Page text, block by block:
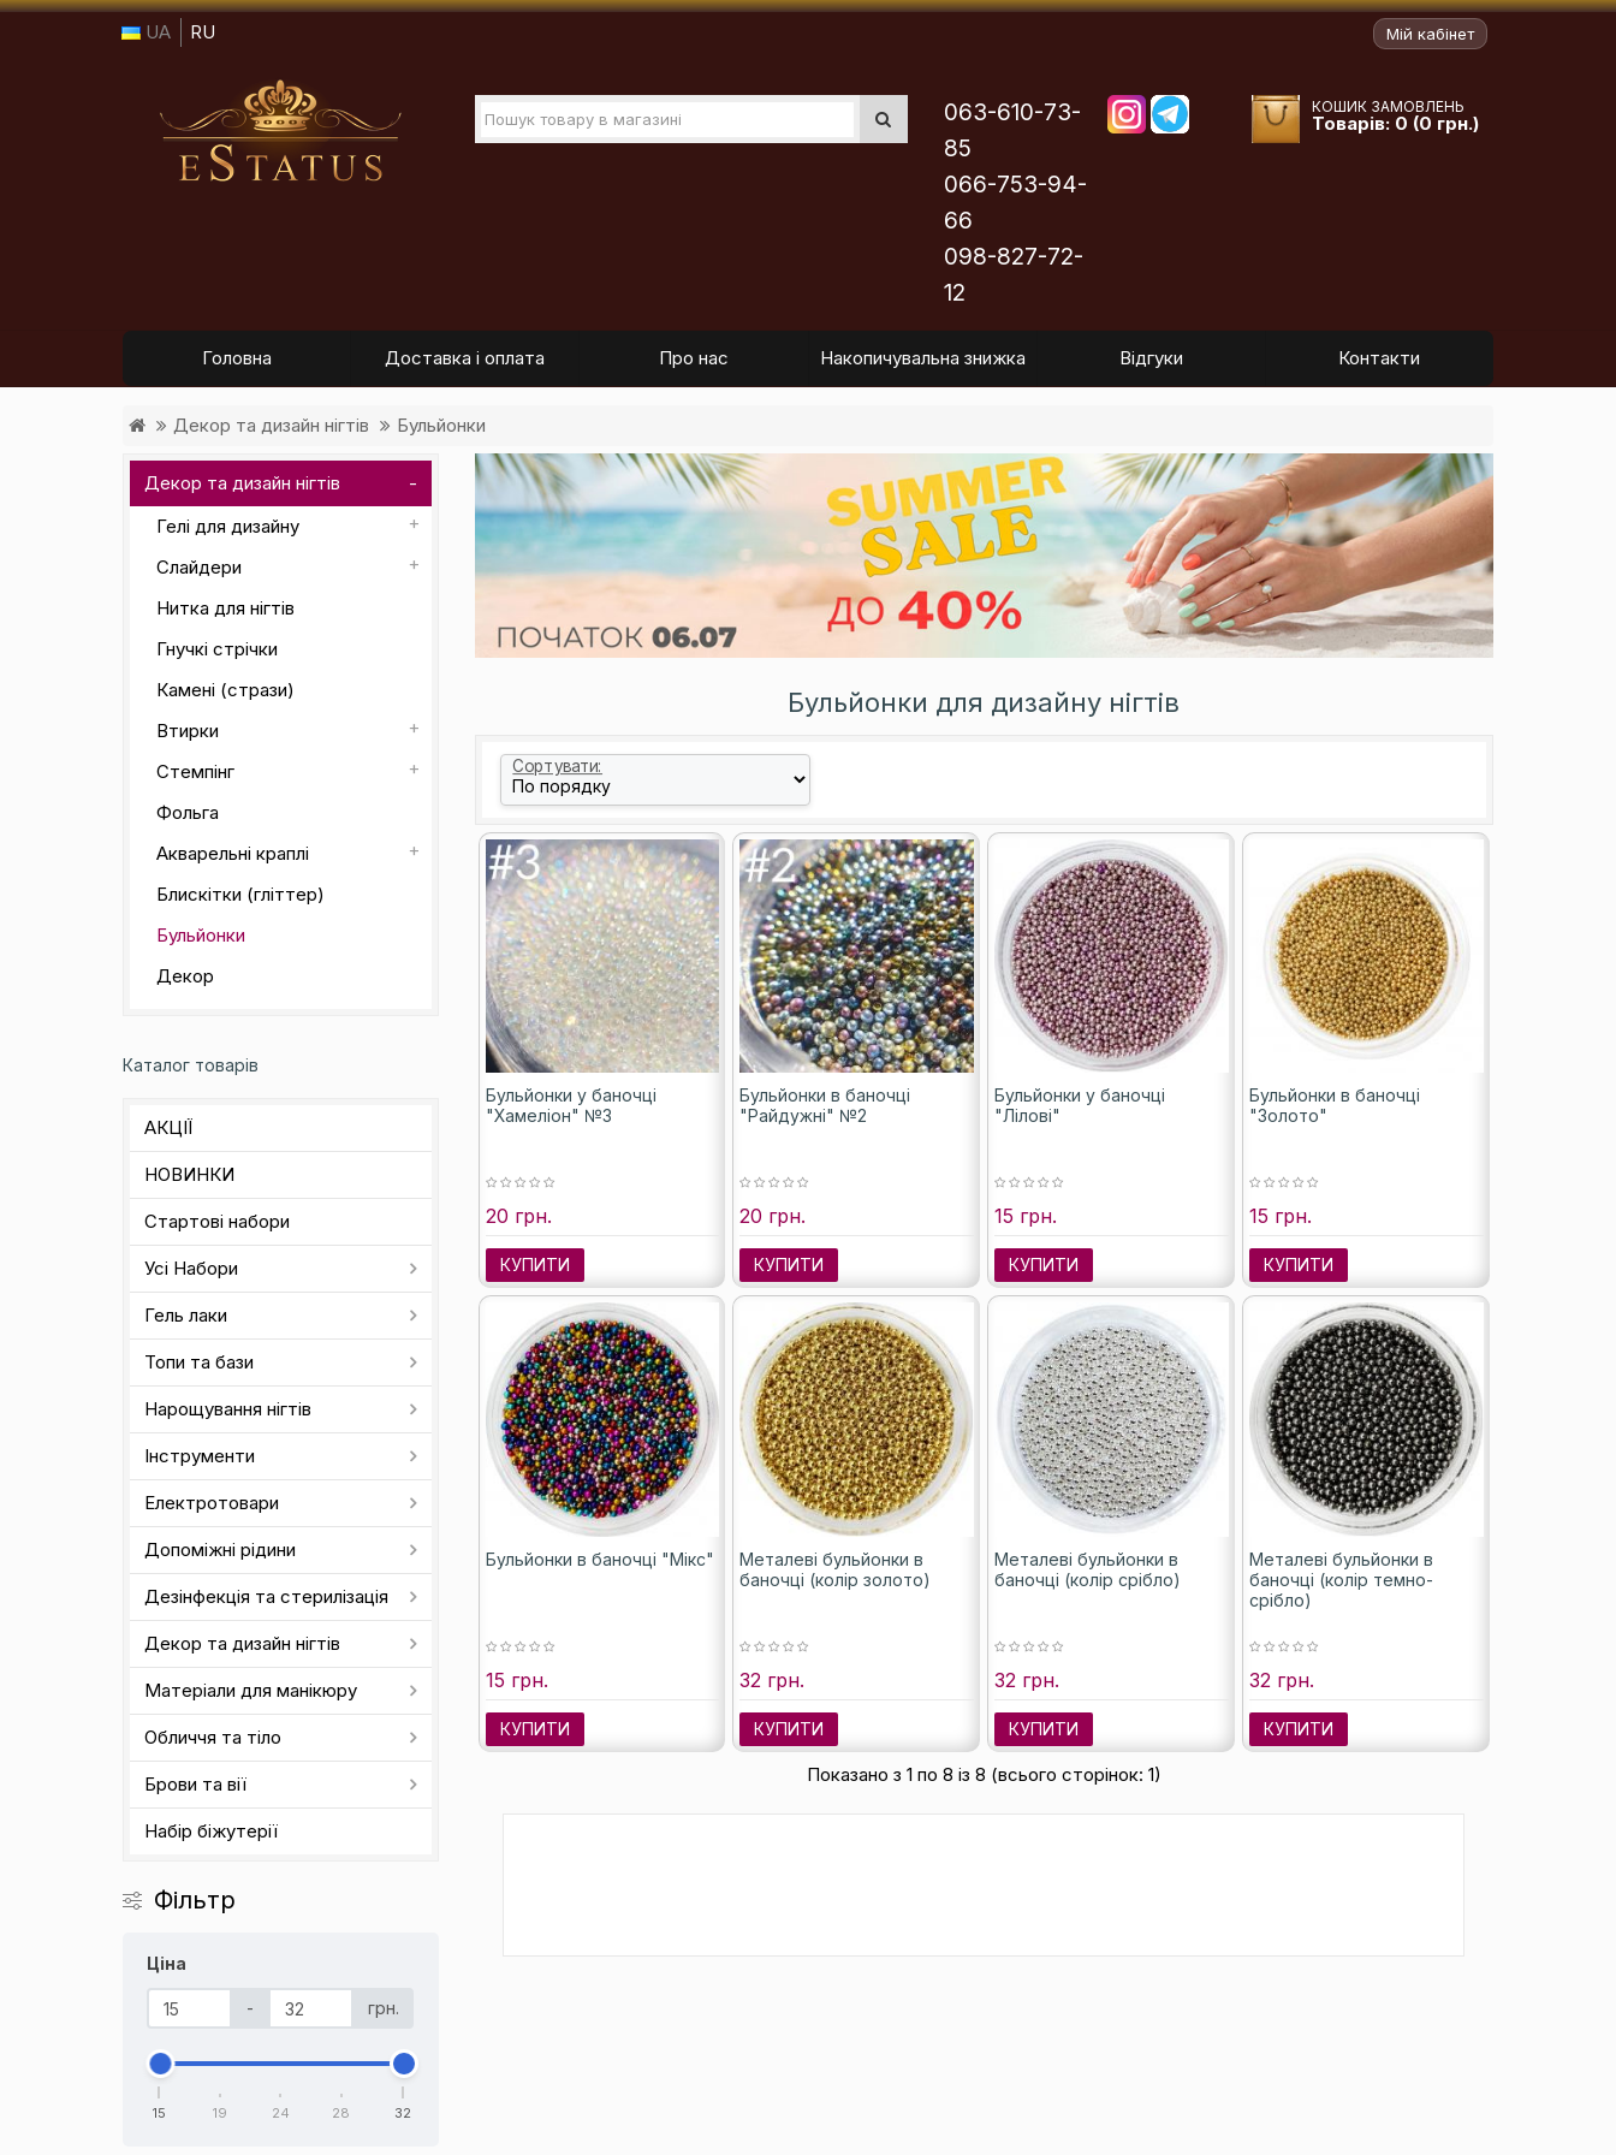
UA RU Мій кабінет
063-610-73-
85
066-753-94-
66
098-827-72-
12
КОШИК ЗАМОВЛЕНЬ
Товарів: 0 (0 грн.)
Головна Доставка і оплата Про нас Накопичувальна знижка Відгуки Контакти
Декор та дизайн нігтів Бульйонки
Декор та дизайн нігтів
Гелі для дизайну
Слайдери
Нитка для нігтів
Гнучкі стрічки
Камені (стрази)
Втирки
Стемпінг
Фольга
Акварельні краплі
Блискітки (гліттер)
Бульйонки
Декор
Каталог товарів
АКЦІЇ
НОВИНКИ
Стартові набори
Усі Набори
Гель лаки
Топи та бази
Нарощування нігтів
Інструменти
Електротовари
Допоміжні рідини
Дезінфекція та стерилізація
Декор та дизайн нігтів
Матеріали для манікюру
Обличчя та тіло
Брови та вії
Набір біжутерії
Фільтр
Ціна
- грн.
15 19 24 28 32
Бульйонки для дизайну нігтів
Сортувати:
Бульйонки у баночці
"Хамеліон" №3
20 грн.
КУПИТИ
Бульйонки в баночці
"Райдужні" №2
20 грн.
КУПИТИ
Бульйонки у баночці
"Лілові"
15 грн.
КУПИТИ
Бульйонки в баночці
"Золото"
15 грн.
КУПИТИ
Бульйонки в баночці "Мікс"
15 грн.
КУПИТИ
Металеві бульйонки в
баночці (колір золото)
32 грн.
КУПИТИ
Металеві бульйонки в
баночці (колір срібло)
32 грн.
КУПИТИ
Металеві бульйонки в
баночці (колір темно-
срібло)
32 грн.
КУПИТИ
Показано з 1 по 8 із 8 (всього сторінок: 1)